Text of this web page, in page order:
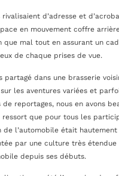
rivalisaient d’adresse et
en mouvement coffre
que mal tout en assurant un
de chaque prises de vue.
partagé dans une brasserie
les aventures variées et
reportages, nous en avons
ressort que pour tous les
de l’automobile était
par une culture très étendue
depuis ses débuts.